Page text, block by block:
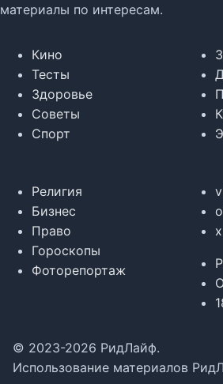
материалы по интересам.
Кино
Тесты
Здоровье
Советы
Спорт
Религия
Бизнес
Право
Гороскопы
Фоторепортаж
© 2023-2026 РидЛайф.
Использование материалов